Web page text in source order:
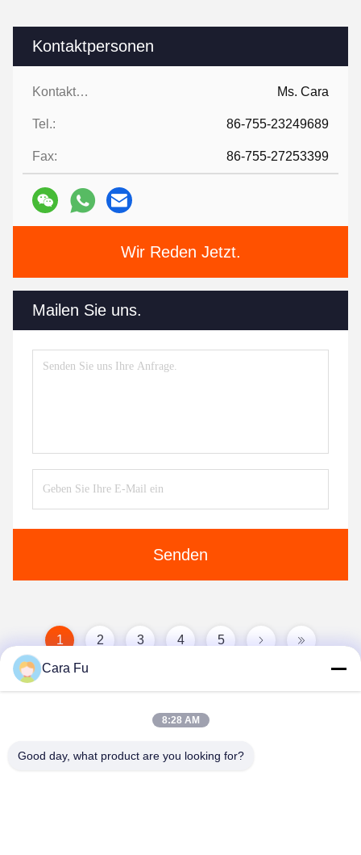
Kontaktpersonen
Kontaktpersonen: Ms. Cara
Tel.: 86-755-23249689
Fax: 86-755-27253399
Wir Reden Jetzt.
Mailen Sie uns.
Senden
1 2 3 4 5
Cara Fu
8:28 AM
Good day, what product are you looking for?